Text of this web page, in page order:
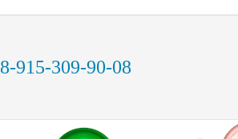
8-915-309-90-08